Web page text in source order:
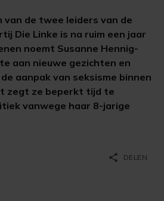
van de twee leiders van de
Die Linke is na ruim een jaar
noemt Susanne Hennig-
aan nieuwe gezichten en
aanpak van seksisme binnen
zegt ze beperkt tijd te
vanwege haar 8-jarige
share DELEN